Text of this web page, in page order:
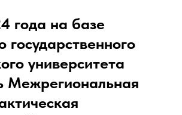
года на базе
государственного
университета
Межрегиональная